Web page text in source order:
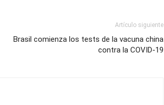
Artículo siguiente
Brasil comienza los tests de la vacuna china
contra la COVID-19